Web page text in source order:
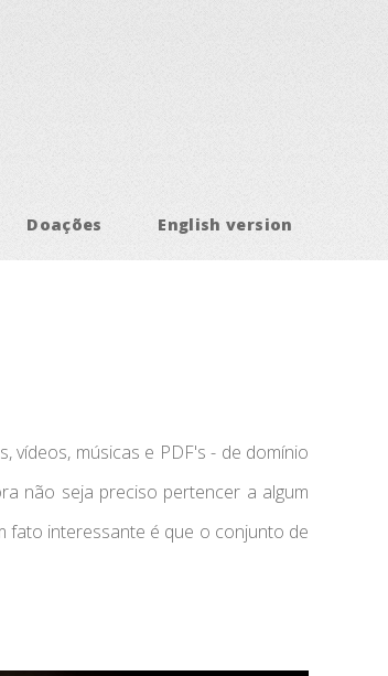
Doações English version
vídeos, músicas e PDF's - de domínio
não seja preciso pertencer a algum
fato interessante é que o conjunto de